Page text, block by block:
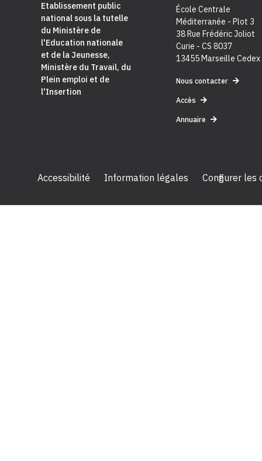
Etablissement public
national sous la tutelle
du Ministère de
l'Education nationale
et de la Jeunesse,
Ministère du Travail, du
Plein emploi et de
l'Insertion
École Centrale
Méditerranée - Plot 3
38 Rue Frédéric Joliot
Curie - CS 8037
13455 Marseille Cedex
Nous contacter
Accès
Annuaire
Accessibilité Information légales Configurer les